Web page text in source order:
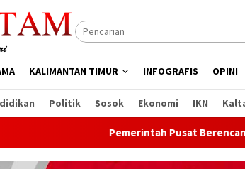
KALIMANTAN TIMUR INFOGRAFIS OPINI
Politik Sosok Ekonomi IKN
Pemerintah Pusat Berencana Buka 13